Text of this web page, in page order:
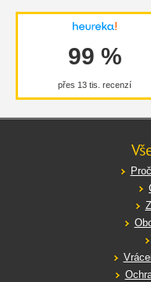
99 %
přes 13 tis. recenzí